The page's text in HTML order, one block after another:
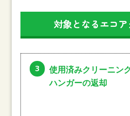
対象となるエコ
3
使用済みクリーニン
ハンガーの返却